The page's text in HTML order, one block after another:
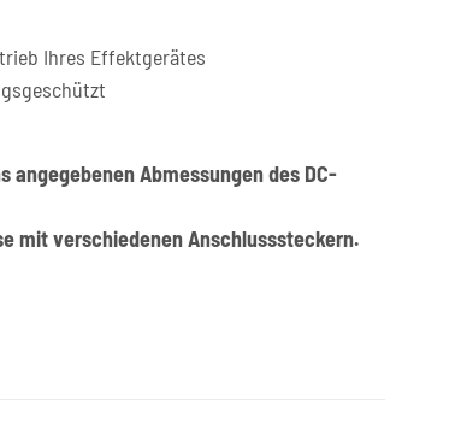
Ihres Effektgerätes
Abmessungen des DC-
mit verschiedenen Anschlusssteckern.